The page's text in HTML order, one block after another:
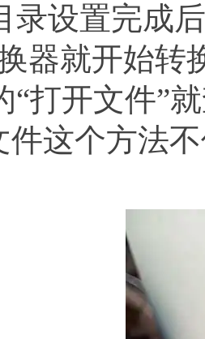
置完成后
器就开始转
“打开文件”
件这个方法